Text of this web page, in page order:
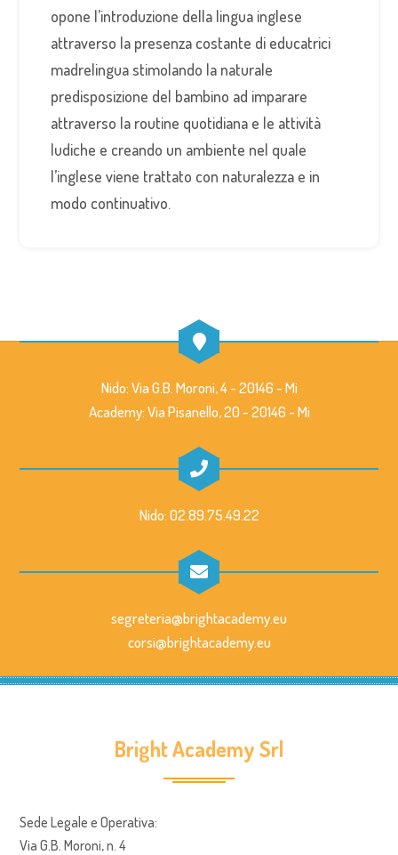
opone l’introduzione della lingua inglese
attraverso la presenza costante di educatrici
madrelingua stimolando la naturale
predisposizione del bambino ad imparare
attraverso la routine quotidiana e le attività
ludiche e creando un ambiente nel quale
l’inglese viene trattato con naturalezza e in
modo continuativo.
Nido: Via G.B. Moroni, 4 - 20146 - Mi
Academy: Via Pisanello, 20 - 20146 - Mi
Nido: 02.89.75.49.22
segreteria@brightacademy.eu
corsi@brightacademy.eu
Bright Academy Srl
Sede Legale e Operativa:
Via G.B. Moroni, n. 4